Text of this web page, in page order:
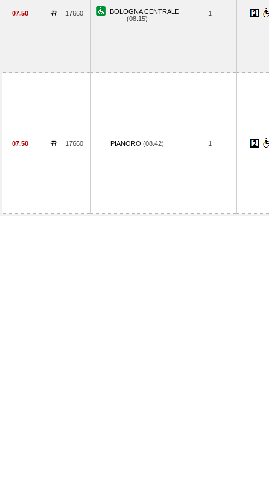
07.50 17660
BOLOGNA CENTRALE
(08.15)
1
07.50 17660 PIANORO (08.42) 1